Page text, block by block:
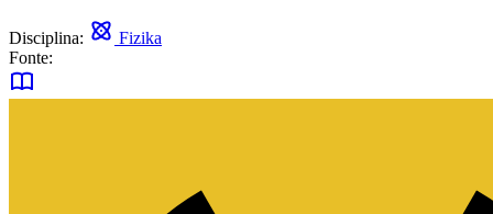
Disciplina:
Fizika
Fonte: